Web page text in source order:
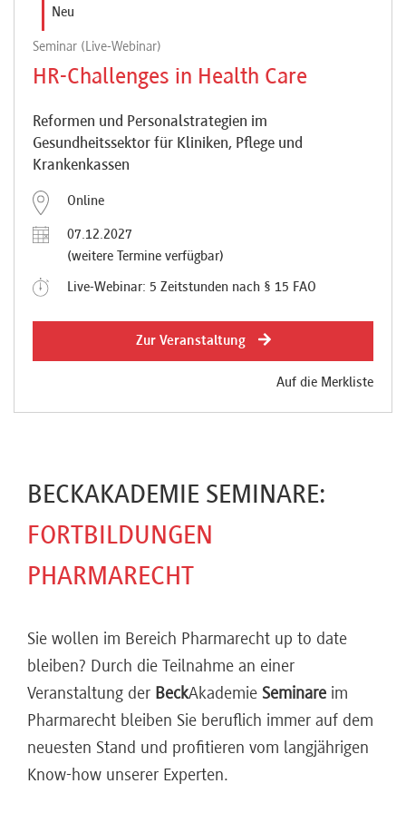
Neu
Seminar (Live-Webinar)
HR-Challenges in Health Care
Reformen und Personalstrategien im
Gesundheitssektor für Kliniken, Pflege und
Krankenkassen
Online
07.12.2027
(weitere Termine verfügbar)
Live-Webinar: 5 Zeitstunden nach § 15 FAO
Zur Veranstaltung
Auf die Merkliste
BECKAKADEMIE SEMINARE:
FORTBILDUNGEN
PHARMARECHT
Sie wollen im Bereich Pharmarecht up to date
bleiben? Durch die Teilnahme an einer
Veranstaltung der BeckAkademie Seminare im
Pharmarecht bleiben Sie beruflich immer auf dem
neuesten Stand und profitieren vom langjährigen
Know-how unserer Experten.